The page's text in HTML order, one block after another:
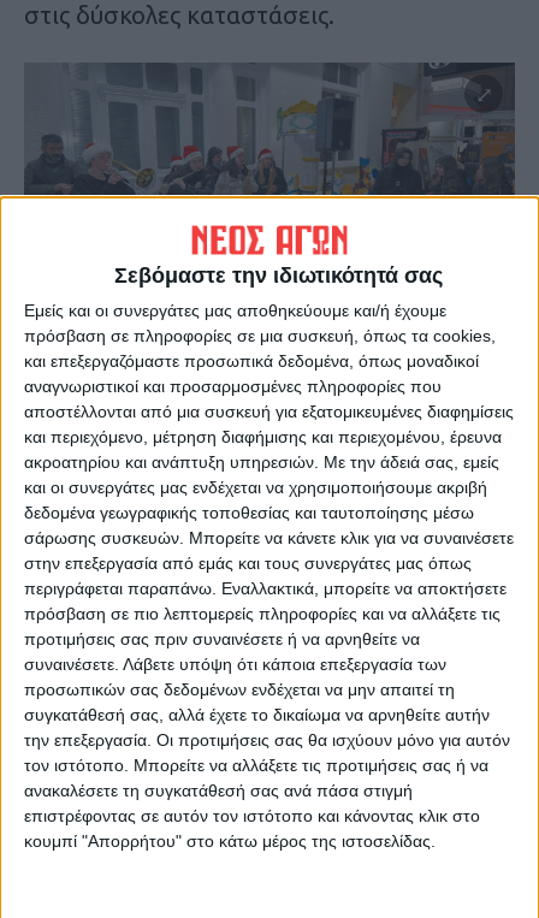
Σεβόμαστε την ιδιωτικότητά σας
Εμείς και οι συνεργάτες μας αποθηκεύουμε και/ή έχουμε
πρόσβαση σε πληροφορίες σε μια συσκευή, όπως τα cookies,
και επεξεργαζόμαστε προσωπικά δεδομένα, όπως μοναδικοί
αναγνωριστικοί και προσαρμοσμένες πληροφορίες που
αποστέλλονται από μια συσκευή για εξατομικευμένες διαφημίσεις
και περιεχόμενο, μέτρηση διαφήμισης και περιεχομένου, έρευνα
ακροατηρίου και ανάπτυξη υπηρεσιών. Με την άδειά σας, εμείς
και οι συνεργάτες μας ενδέχεται να χρησιμοποιήσουμε ακριβή
δεδομένα γεωγραφικής τοποθεσίας και ταυτοποίησης μέσω
σάρωσης συσκευών. Μπορείτε να κάνετε κλικ για να συναινέσετε
στην επεξεργασία από εμάς και τους συνεργάτες μας όπως
περιγράφεται παραπάνω. Εναλλακτικά, μπορείτε να αποκτήσετε
πρόσβαση σε πιο λεπτομερείς πληροφορίες και να αλλάξετε τις
προτιμήσεις σας πριν συναινέσετε ή να αρνηθείτε να
συναινέσετε. Λάβετε υπόψη ότι κάποια επεξεργασία των
προσωπικών σας δεδομένων ενδέχεται να μην απαιτεί τη
συγκατάθεσή σας, αλλά έχετε το δικαίωμα να αρνηθείτε αυτήν
την επεξεργασία. Οι προτιμήσεις σας θα ισχύουν μόνο για αυτόν
τον ιστότοπο. Μπορείτε να αλλάξετε τις προτιμήσεις σας ή να
ανακαλέσετε τη συγκατάθεσή σας ανά πάσα στιγμή
επιστρέφοντας σε αυτόν τον ιστότοπο και κάνοντας κλικ στο
κουμπί "Απορρήτου" στο κάτω μέρος της ιστοσελίδας.
στις δύσκολες καταστάσεις.
Το δέντρο θα βρίσκεται στην Κεντρική
Πλατεία έως και την Παρασκευή 23
Δεκεμβρίου και ώρες 10.00πμ – 1.30μμ και
6.00μμ – 8.30 μμ. Όπως τόνισε η κ Λία
Ρογγανάκη, Πρόεδρος Κέντρου Πρόληψης
των Εξαρτήσεων και Προαγωγής της
Ψυχοκοινωνικής Υγείας Ν. Καρδίτσας, την
παραμονή των Χριστουγέννων το κέντρο θα
επιστρέψει ως δώρο στην κοινότητα και
στις ομάδες του Κέντρου πρόληψης (
ομάδες γονέων, εκπαιδευτικών, εφήβων,
παιδιών σχολικής και προσχολικής ηλικίας,
εργαζόμενους μαθητές κλπ ) τις αξίες, μαζί
με την ευχή να αποτελέσουν οδηγό και
φάρο για το 2023.